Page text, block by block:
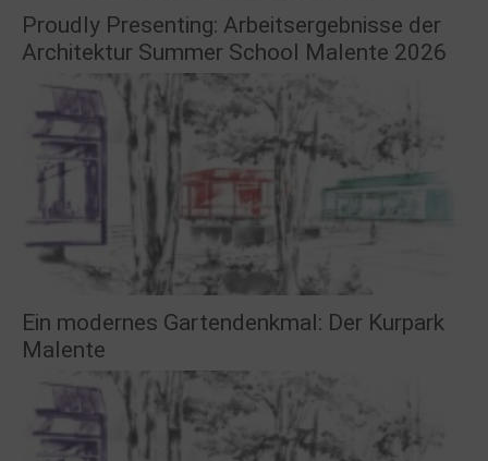
Proudly Presenting: Arbeitsergebnisse der
Architektur Summer School Malente 2026
Ein modernes Gartendenkmal: Der Kurpark
Malente